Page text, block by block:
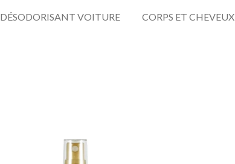
DÉSODORISANT VOITURE CORPS ET CHEVEUX